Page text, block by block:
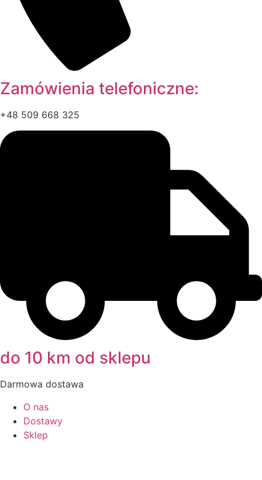
Zamówienia telefoniczne:
+48 509 668 325
do 10 km od sklepu
Darmowa dostawa
O nas
Dostawy
Sklep